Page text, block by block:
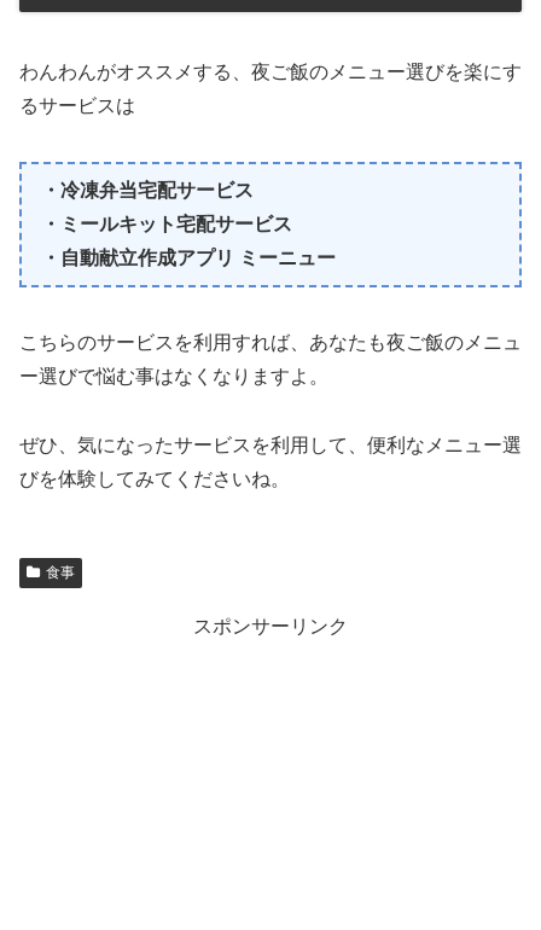
わんわんがオススメする、夜ご飯のメニュー選びを楽にす
るサービスは
・冷凍弁当宅配サービス
・ミールキット宅配サービス
・自動献立作成アプリ ミーニュー
こちらのサービスを利用すれば、あなたも夜ご飯のメニュ
ー選びで悩む事はなくなりますよ。
ぜひ、気になったサービスを利用して、便利なメニュー選
びを体験してみてくださいね。
食事
スポンサーリンク